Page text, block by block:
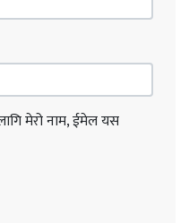
मेरो नाम, ईमेल यस